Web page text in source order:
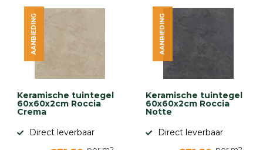
Keramische tuintegel
60x60x2cm Roccia
Crema
Direct leverbaar
AANBIEDING
Keramische tuintegel
60x60x2cm Roccia
Notte
Direct leverbaar
AANBIEDING